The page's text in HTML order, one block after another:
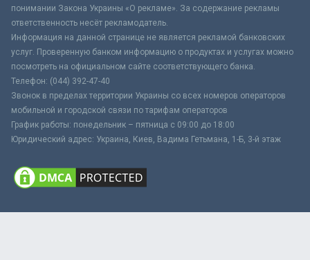
понимании Закона Украины «О рекламе». За содержание рекламы
ответственность несёт рекламодатель.
Информация на данной странице не является рекламой банковских
услуг. Проверенную банком информацию о продуктах и услугах можно
посмотреть на официальном сайте соответствующего банка.
Телефон: (044) 392-47-40
Звонок в пределах территории Украины со всех номеров операторов
мобильной и городской связи по тарифам операторов
График работы: понедельник – пятница с 09:00 до 18:00
Юридический адрес: Украина, Киев, Вадима Гетьмана, 1-Б, 3-й этаж